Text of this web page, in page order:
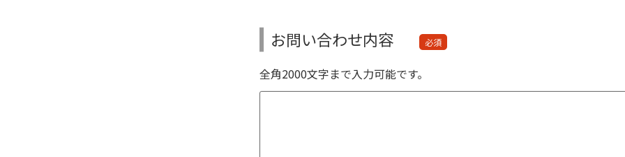
お問い合わせ内容 必須
全角2000文字まで入力可能です。